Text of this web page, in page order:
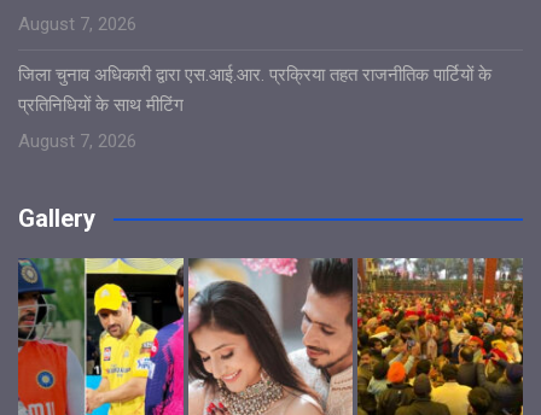
August 7, 2026
जिला चुनाव अधिकारी द्वारा एस.आई.आर. प्रक्रिया तहत राजनीतिक पार्टियों के
प्रतिनिधियों के साथ मीटिंग
August 7, 2026
Gallery